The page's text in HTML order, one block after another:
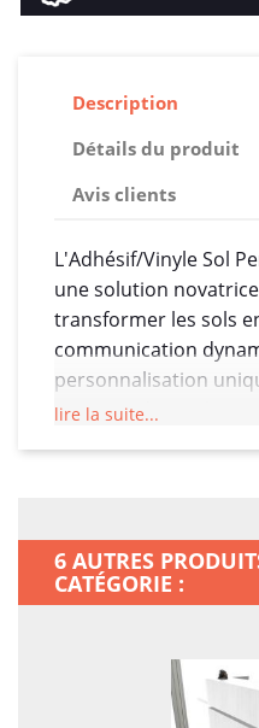
Description
Détails du produit
Avis clients
L'Adhésif/Vinyle Sol
une solution
transformer les sols
communication
personnalisation
instantanément
résistante et durable,
pour résister à un
Grâce à sa résistance
mesure peut être
environnements, des
lire la suite...
6 AUTRES
CATÉGORIE :